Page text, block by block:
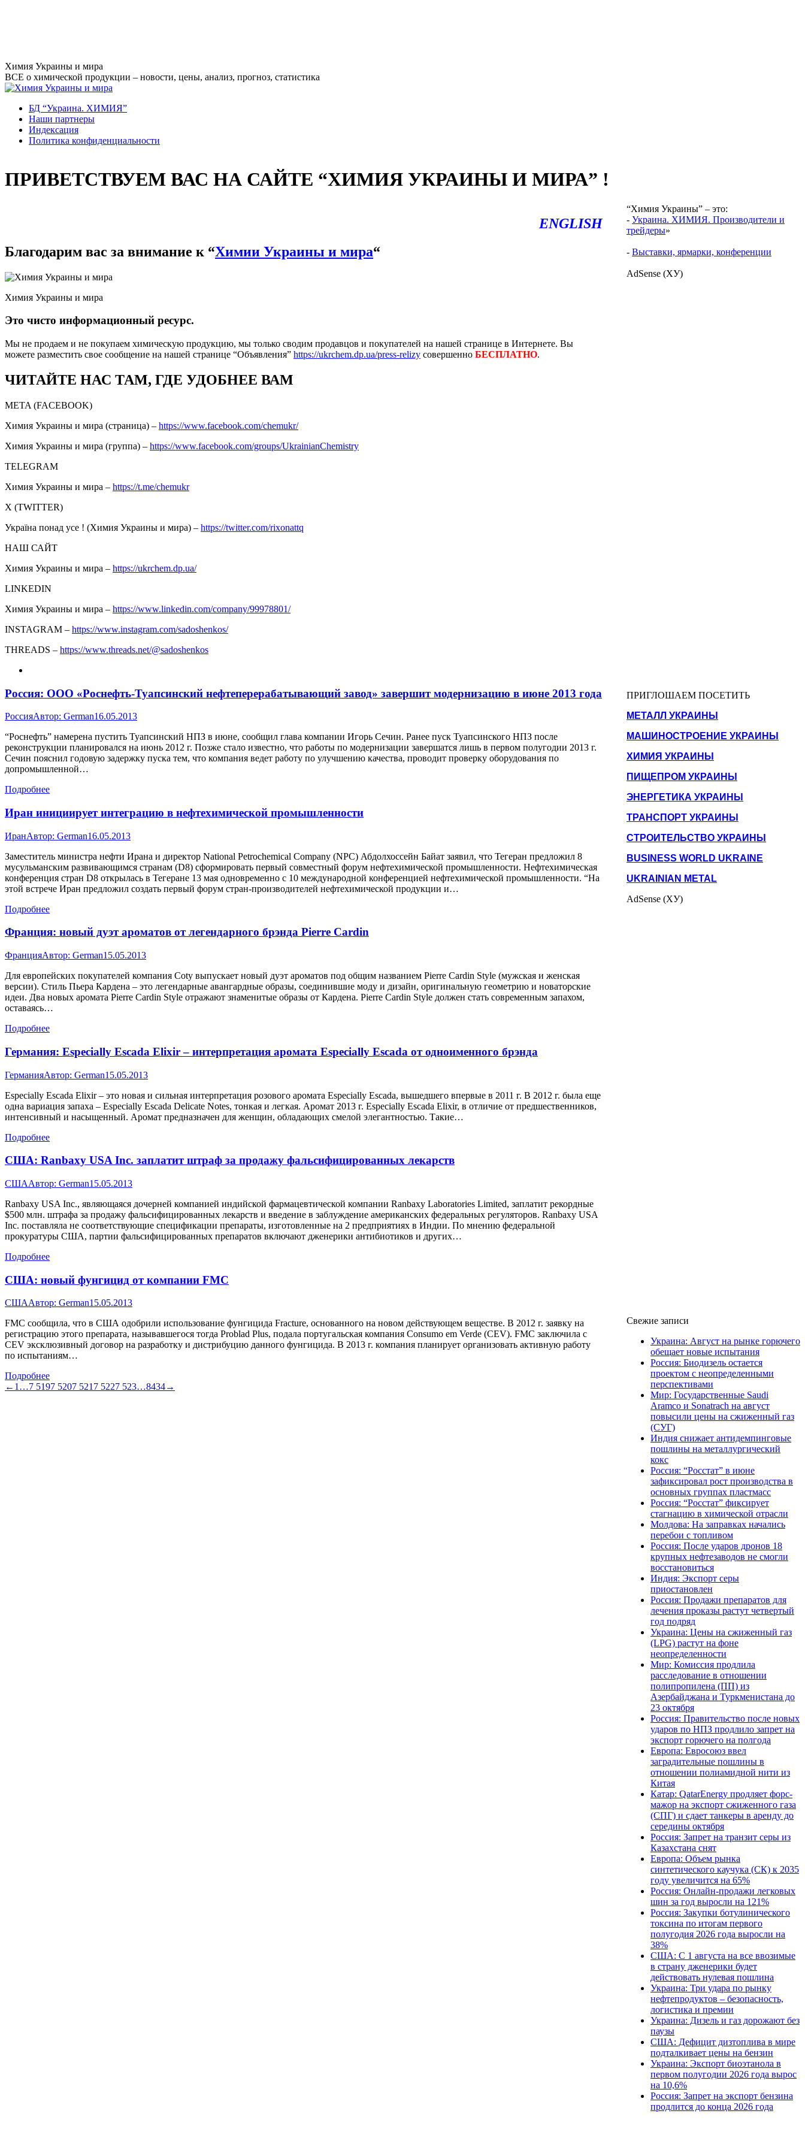
Перейти
к
содержанию
Химия Украины и мира
ВСЕ о химической продукции – новости, цены, анализ, прогноз, статистика
БД “Украина. ХИМИЯ”
Наши партнеры
Индексация
Политика конфиденциальности
ПРИВЕТСТВУЕМ ВАС НА САЙТЕ “ХИМИЯ УКРАИНЫ И МИРА” !
ENGLISH
Благодарим вас за внимание к “Химии Украины и мира“
Химия Украины и мира
Это чисто информационный ресурс.
Мы не продаем и не покупаем химическую продукцию, мы только сводим продавцов и покупателей на нашей странице в Интернете. Вы
можете разместить свое сообщение на нашей странице “Объявления” https://ukrchem.dp.ua/press-relizy совершенно БЕСПЛАТНО.
ЧИТАЙТЕ НАС ТАМ, ГДЕ УДОБНЕЕ ВАМ
META (FACEBOOK)
Химия Украины и мира (страница) – https://www.facebook.com/chemukr/
Химия Украины и мира (группа) – https://www.facebook.com/groups/UkrainianChemistry
TELEGRAM
Химия Украины и мира – https://t.me/chemukr
Х (TWITTER)
Україна понад усе ! (Химия Украины и мира) – https://twitter.com/rixonattq
НАШ САЙТ
Химия Украины и мира – https://ukrchem.dp.ua/
LINKEDIN
Химия Украины и мира – https://www.linkedin.com/company/99978801/
INSTAGRAM – https://www.instagram.com/sadoshenkos/
THREADS – https://www.threads.net/@sadoshenkos
Россия: ООО «Роснефть-Туапсинский нефтеперерабатывающий завод» завершит модернизацию в июне 2013 года
РоссияАвтор: German16.05.2013
“Роснефть” намерена пустить Туапсинский НПЗ в июне, сообщил глава компании Игорь Сечин. Ранее пуск Туапсинского НПЗ после
реконструкции планировался на июнь 2012 г. Позже стало известно, что работы по модернизации завершатся лишь в первом полугодии 2013 г.
Сечин пояснил годовую задержку пуска тем, что компания ведет работу по улучшению качества, проводит проверку оборудования по
допромышленной…
Подробнее
Иран инициирует интеграцию в нефтехимической промышленности
ИранАвтор: German16.05.2013
Заместитель министра нефти Ирана и директор National Petrochemical Company (NPC) Абдолхоссейн Байат заявил, что Тегеран предложил 8
мусульманским развивающимся странам (D8) сформировать первый совместный форум нефтехимической промышленности. Нефтехимическая
конференция стран D8 открылась в Тегеране 13 мая одновременно с 10 международной конференцией нефтехимической промышленности. “На
этой встрече Иран предложил создать первый форум стран-производителей нефтехимической продукции и…
Подробнее
Франция: новый дуэт ароматов от легендарного брэнда Pierre Cardin
ФранцияАвтор: German15.05.2013
Для европейских покупателей компания Coty выпускает новый дуэт ароматов под общим названием Pierre Cardin Style (мужская и женская
версии). Стиль Пьера Кардена – это легендарные авангардные образы, соединившие моду и дизайн, оригинальную геометрию и новаторские
идеи. Два новых аромата Pierre Cardin Style отражают знаменитые образы от Кардена. Pierre Cardin Style должен стать современным запахом,
оставаясь…
Подробнее
Германия: Especially Escada Elixir – интерпретация аромата Especially Escada от одноименного брэнда
ГерманияАвтор: German15.05.2013
Especially Escada Elixir – это новая и сильная интерпретация розового аромата Especially Escada, вышедшего впервые в 2011 г. В 2012 г. была еще
одна вариация запаха – Especially Escada Delicate Notes, тонкая и легкая. Аромат 2013 г. Especially Escada Elixir, в отличие от предшественников,
интенсивный и насыщенный. Аромат предназначен для женщин, обладающих смелой элегантностью. Такие…
Подробнее
США: Ranbaxy USA Inc. заплатит штраф за продажу фальсифицированных лекарств
СШААвтор: German15.05.2013
Ranbaxy USA Inc., являющаяся дочерней компанией индийской фармацевтической компании Ranbaxy Laboratories Limited, заплатит рекордные
$500 млн. штрафа за продажу фальсифицированных лекарств и введение в заблуждение американских федеральных регуляторов. Ranbaxy USA
Inc. поставляла не соответствующие спецификации препараты, изготовленные на 2 предприятиях в Индии. По мнению федеральной
прокуратуры США, партии фальсифицированных препаратов включают дженерики антибиотиков и других…
Подробнее
США: новый фунгицид от компании FMC
СШААвтор: German15.05.2013
FMC сообщила, что в США одобрили использование фунгицида Fracture, основанного на новом действующем веществе. В 2012 г. заявку на
регистрацию этого препарата, называвшегося тогда Problad Plus, подала португальская компания Consumo em Verde (CEV). FMC заключила с
CEV эксклюзивный договор на разработку и дистрибуцию данного фунгицида. В 2013 г. компания планирует организовать активную работу
по испытаниям…
Подробнее
← 1…7 5197 5207 5217 5227 523…8434→
“Химия Украины” – это:
- Украина. ХИМИЯ. Производители и
трейдеры»
- Выставки, ярмарки, конференции
AdSense (ХУ)
ПРИГЛОШАЕМ ПОСЕТИТЬ
МЕТАЛЛ УКРАИНЫ
МАШИНОСТРОЕНИЕ УКРАИНЫ
ХИМИЯ УКРАИНЫ
ПИЩЕПРОМ УКРАИНЫ
ЭНЕРГЕТИКА УКРАИНЫ
ТРАНСПОРТ УКРАИНЫ
СТРОИТЕЛЬСТВО УКРАИНЫ
BUSINESS WORLD UKRAINE
UKRAINIAN METAL
AdSense (ХУ)
Свежие записи
Украина: Август на рынке горючего
обещает новые испытания
Россия: Биодизель остается
проектом с неопределенными
перспективами
Мир: Государственные Saudi
Aramco и Sonatrach на август
повысили цены на сжиженный газ
(СУГ)
Индия снижает антидемпинговые
пошлины на металлургический
кокс
Россия: “Росстат” в июне
зафиксировал рост производства в
основных группах пластмасс
Россия: “Росстат” фиксирует
стагнацию в химической отрасли
Молдова: На заправках начались
перебои с топливом
Россия: После ударов дронов 18
крупных нефтезаводов не смогли
восстановиться
Индия: Экспорт серы
приостановлен
Россия: Продажи препаратов для
лечения проказы растут четвертый
год подряд
Украина: Цены на сжиженный газ
(LPG) растут на фоне
неопределенности
Мир: Комиссия продлила
расследование в отношении
полипропилена (ПП) из
Азербайджана и Туркменистана до
23 октября
Россия: Правительство после новых
ударов по НПЗ продлило запрет на
экспорт горючего на полгода
Европа: Евросоюз ввел
заградительные пошлины в
отношении полиамидной нити из
Китая
Катар: QatarEnergy продляет форс-
мажор на экспорт сжиженного газа
(СПГ) и сдает танкеры в аренду до
середины октября
Россия: Запрет на транзит серы из
Казахстана снят
Европа: Объем рынка
синтетического каучука (СК) к 2035
году увеличится на 65%
Россия: Онлайн-продажи легковых
шин за год выросли на 121%
Россия: Закупки ботулинического
токсина по итогам первого
полугодия 2026 года выросли на
38%
США: С 1 августа на все ввозимые
в страну дженерики будет
действовать нулевая пошлина
Украина: Три удара по рынку
нефтепродуктов – безопасность,
логистика и премии
Украина: Дизель и газ дорожают без
паузы
США: Дефицит дизтоплива в мире
подталкивает цены на бензин
Украина: Экспорт биоэтанола в
первом полугодии 2026 года вырос
на 10,6%
Россия: Запрет на экспорт бензина
продлится до конца 2026 года